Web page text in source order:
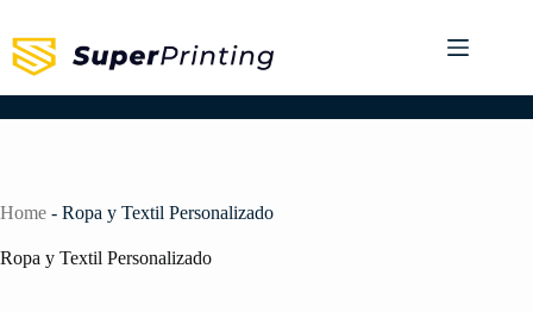
Home - Ropa y Textil Personalizado
Ropa y Textil Personalizado